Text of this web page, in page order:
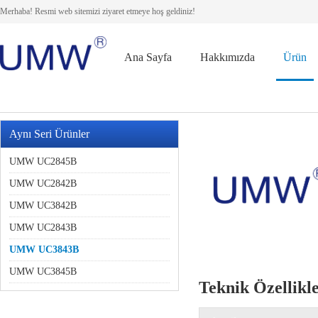
Merhaba! Resmi web sitemizi ziyaret etmeye hoş geldiniz!
Ana Sayfa Hakkımızda Ürün
Aynı Seri Ürünler
UMW UC2845B
UMW UC2842B
UMW UC3842B
UMW UC2843B
UMW UC3843B
UMW UC3845B
Teknik